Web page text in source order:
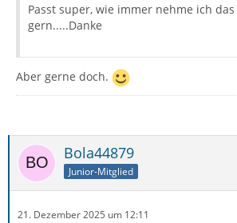
Passt super, wie immer nehme ich
gern.....Danke
Aber gerne doch.
Bola44879
Junior-Mitglied
21. Dezember 2025 um 12:11